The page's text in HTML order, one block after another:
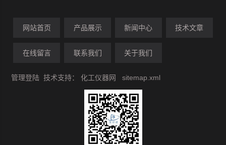
网站首页 产品展示 新闻中心 技术文章
在线留言 联系我们 关于我们
管理登陆 技术支持：化工仪器网 sitemap.xml